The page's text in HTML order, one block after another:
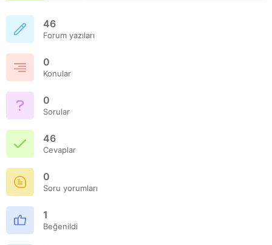
46
Forum yazıları
0
Konular
0
Sorular
46
Cevaplar
0
Soru yorumları
1
Beğenildi